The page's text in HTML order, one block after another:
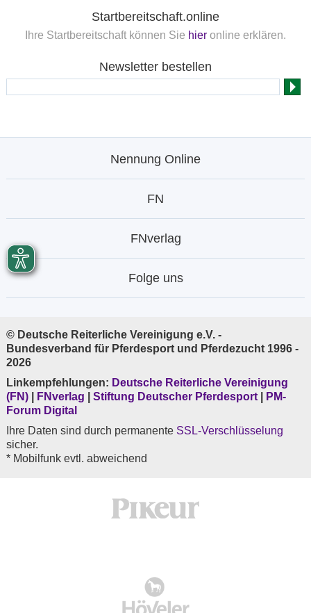
Startbereitschaft.online
Ihre Startbereitschaft können Sie hier online erklären.
Newsletter bestellen
Nennung Online
FN
FNverlag
Folge uns
© Deutsche Reiterliche Vereinigung e.V. -
Bundesverband für Pferdesport und Pferdezucht 1996 -
2026
Linkempfehlungen: Deutsche Reiterliche Vereinigung
(FN)
FNverlag Stiftung Deutscher Pferdesport
PM-
Forum Digital
Ihre Daten sind durch permanente SSL-Verschlüsselung
sicher.
* Mobilfunk evtl. abweichend